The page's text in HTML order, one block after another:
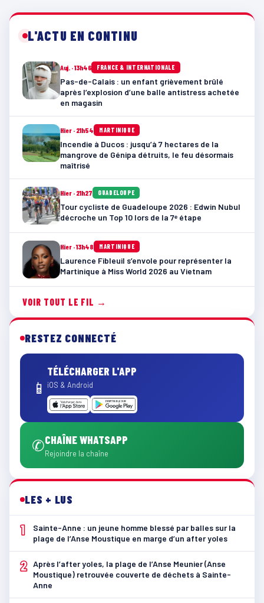
L'ACTU EN CONTINU
Auj. · 13h46 FRANCE & INTERNATIONALE
Pas-de-Calais : un enfant grièvement brûlé
après l’explosion d’une balle antistress achetée
en magasin
Hier · 21h54 MARTINIQUE
Incendie à Ducos : jusqu’à 7 hectares de la
mangrove de Génipa détruits, le feu désormais
maîtrisé
Hier · 21h27 GUADELOUPE
Tour cycliste de Guadeloupe 2026 : Edwin Nubul
décroche un Top 10 lors de la 7ᵉ étape
Hier · 13h48 MARTINIQUE
Laurence Fibleuil s’envole pour représenter la
Martinique à Miss World 2026 au Vietnam
VOIR TOUT LE FIL →
RESTEZ CONNECTÉ
📱
TÉLÉCHARGER L'APP
iOS & Android
✆CHAÎNE WHATSAPP
Rejoindre la chaîne
LES + LUS
1
Sainte-Anne : un jeune homme blessé par balles sur la
plage de l’Anse Moustique en marge d’un after yoles
2 Après l’after yoles, la plage de l’Anse Meunier (Anse
Moustique) retrouvée couverte de déchets à Sainte-
Anne